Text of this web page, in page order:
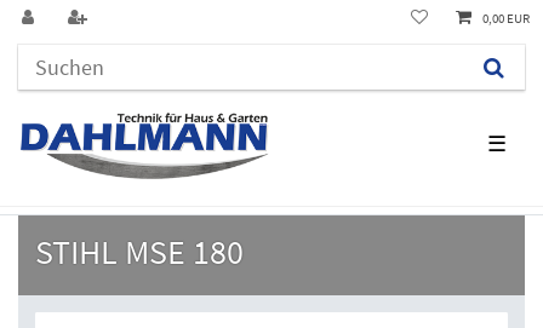
☰
0,00 EUR
STIHL MSE 180